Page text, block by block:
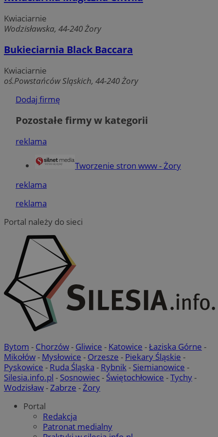
Kwiaciarnie
Wodzisławska, 44-240 Żory
Bukieciarnia Black Baccara
Kwiaciarnie
oś.Powstańców Sląskich, 44-240 Żory
Dodaj firmę
Pozostałe firmy w kategorii
reklama
Tworzenie stron www - Żory
reklama
reklama
Portal należy do sieci
Bytom - Chorzów- Gliwice - Katowice -Łaziska Górne -
Mikołów- Mysłowice - Orzesze - Piekary Śląskie -
Pyskowice - Ruda Śląska - Rybnik- Siemianowice -
Silesia.info.pl - Sosnowiec- Świętochłowice -Tychy-
Wodzisław-Zabrze -Żory
Portal
Redakcja
Patronat medialny
logowanie użytkownika i zarządzanie kontem. Bez
korzystać ze strony internetowej.
SessID
zory.com.pl
MvSessID zory.com.pl
__cf_bm
.temu.com
suid
.simpli.fi
INGRESSCOOKIE
Policy